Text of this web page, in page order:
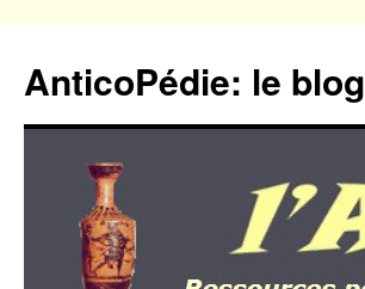
contenu
AnticoPédie: le blog